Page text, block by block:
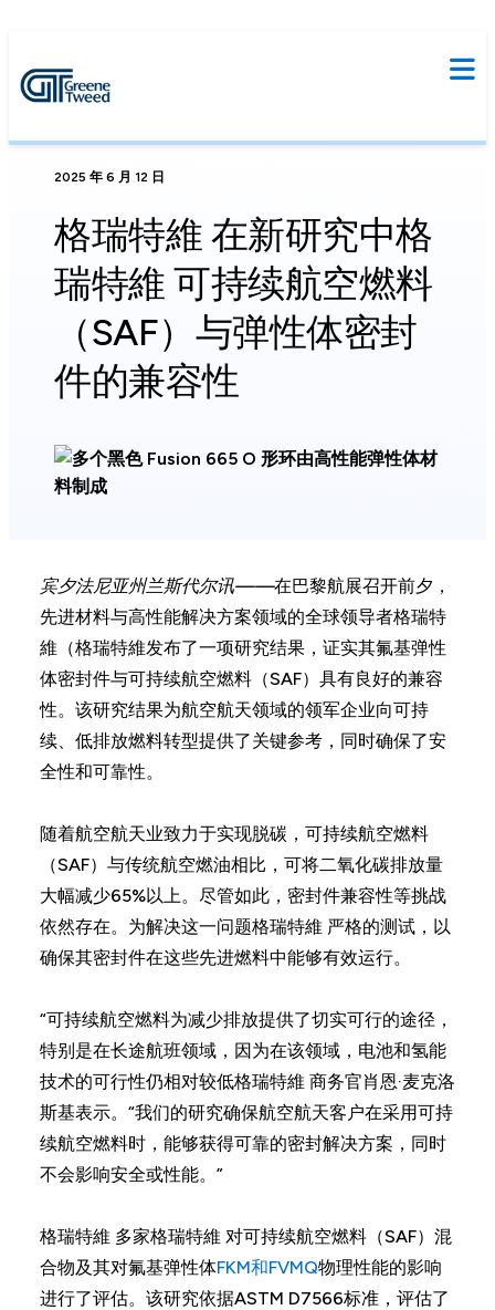
2025 年 6 月 12 日
格瑞特維 在新研究中格
瑞特維 可持续航空燃料
（SAF）与弹性体密封
件的兼容性
宾夕法尼亚州兰斯代尔讯——在巴黎航展召开前夕，
先进材料与高性能解决方案领域的全球领导者格瑞特
維（格瑞特維发布了一项研究结果，证实其氟基弹性
体密封件与可持续航空燃料（SAF）具有良好的兼容
性。该研究结果为航空航天领域的领军企业向可持
续、低排放燃料转型提供了关键参考，同时确保了安
全性和可靠性。
随着航空航天业致力于实现脱碳，可持续航空燃料
（SAF）与传统航空燃油相比，可将二氧化碳排放量
大幅减少65%以上。尽管如此，密封件兼容性等挑战
依然存在。为解决这一问题格瑞特維 严格的测试，以
确保其密封件在这些先进燃料中能够有效运行。
“可持续航空燃料为减少排放提供了切实可行的途径，
特别是在长途航班领域，因为在该领域，电池和氢能
技术的可行性仍相对较低格瑞特維 商务官肖恩·麦克洛
斯基表示。“我们的研究确保航空航天客户在采用可持
续航空燃料时，能够获得可靠的密封解决方案，同时
不会影响安全或性能。”
格瑞特維 多家格瑞特維 对可持续航空燃料（SAF）混
合物及其对氟基弹性体FKM和FVMQ物理性能的影响
进行了评估。该研究依据ASTM D7566标准，评估了